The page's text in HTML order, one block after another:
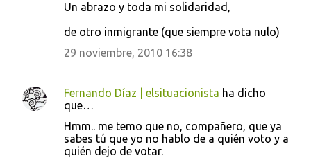
Un abrazo y toda mi solidaridad,
de otro inmigrante (que siempre vota nulo)
29 noviembre, 2010 16:38
Fernando Díaz | elsituacionista ha dicho
que…
Hmm.. me temo que no, compañero, que ya
sabes tú que yo no hablo de a quién voto y a
quién dejo de votar.